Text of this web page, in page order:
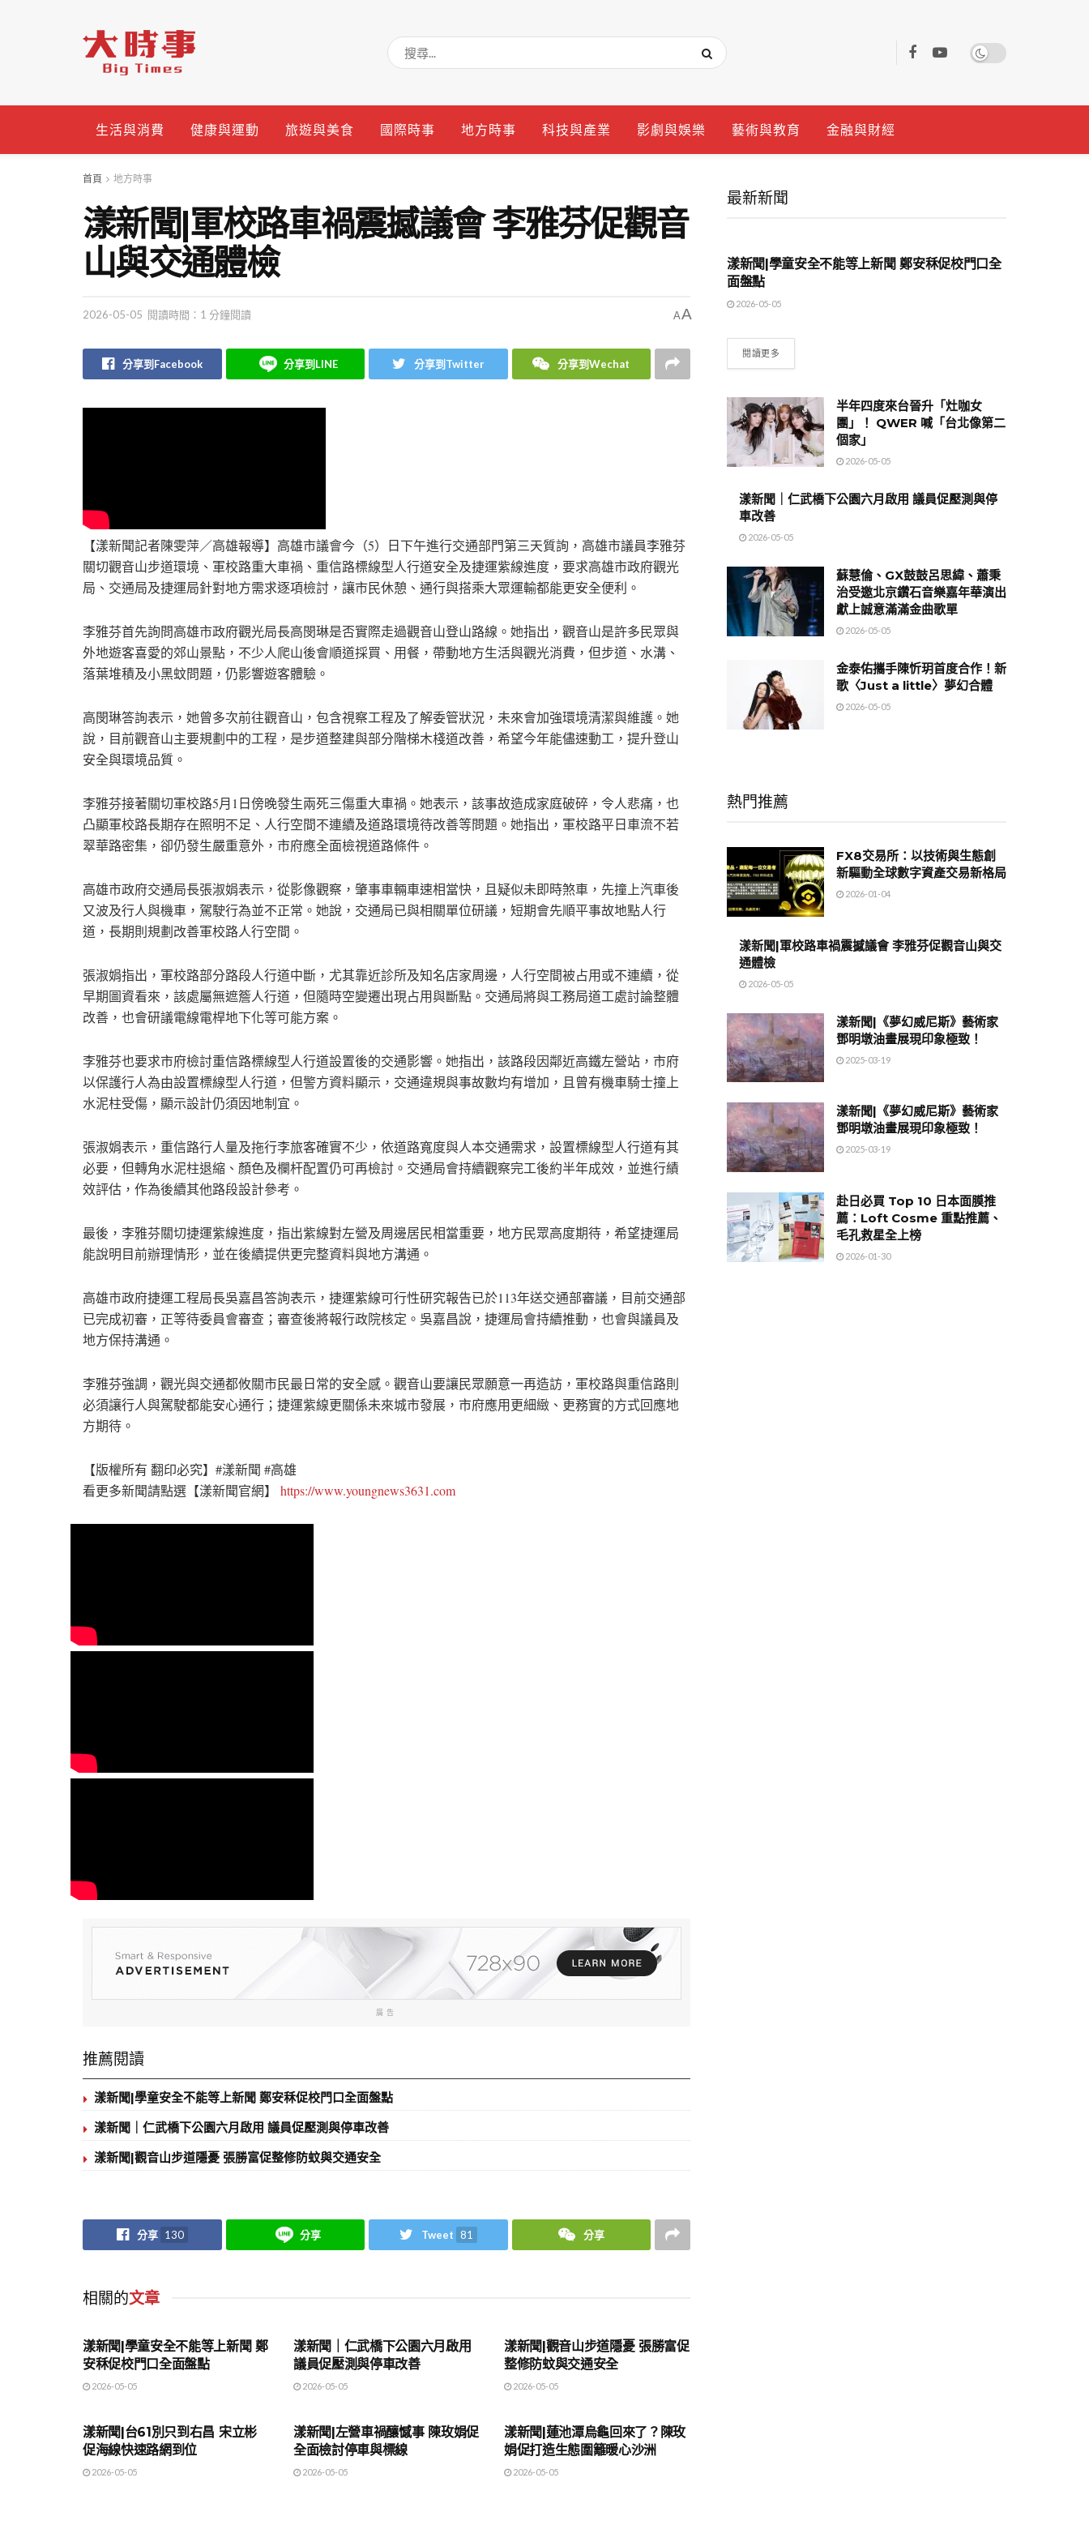
生活與消費 健康與運動 旅遊與美食 國際時事 地方時事 科技與產業 影劇與娛樂 藝術與教育 金融與財經
首頁 地方時事
漾新聞|軍校路車禍震撼議會 李雅芬促觀音
山與交通體檢
2026-05-05 閱讀時間：1 分鐘閱讀 AA
分享到Facebook 分享到LINE 分享到Twitter 分享到Wechat
【漾新聞記者陳雯萍／高雄報導】高雄市議會今（5）日下午進行交通部門第三天質詢，高雄市議員李雅芬
關切觀音山步道環境、軍校路重大車禍、重信路標線型人行道安全及捷運紫線進度，要求高雄市政府觀光
局、交通局及捷運局針對地方需求逐項檢討，讓市民休憩、通行與搭乘大眾運輸都能更安全便利。
李雅芬首先詢問高雄市政府觀光局長高閔琳是否實際走過觀音山登山路線。她指出，觀音山是許多民眾與
外地遊客喜愛的郊山景點，不少人爬山後會順道採買、用餐，帶動地方生活與觀光消費，但步道、水溝、
落葉堆積及小黑蚊問題，仍影響遊客體驗。
高閔琳答詢表示，她曾多次前往觀音山，包含視察工程及了解委管狀況，未來會加強環境清潔與維護。她
說，目前觀音山主要規劃中的工程，是步道整建與部分階梯木棧道改善，希望今年能儘速動工，提升登山
安全與環境品質。
李雅芬接著關切軍校路5月1日傍晚發生兩死三傷重大車禍。她表示，該事故造成家庭破碎，令人悲痛，也
凸顯軍校路長期存在照明不足、人行空間不連續及道路環境待改善等問題。她指出，軍校路平日車流不若
翠華路密集，卻仍發生嚴重意外，市府應全面檢視道路條件。
高雄市政府交通局長張淑娟表示，從影像觀察，肇事車輛車速相當快，且疑似未即時煞車，先撞上汽車後
又波及行人與機車，駕駛行為並不正常。她說，交通局已與相關單位研議，短期會先順平事故地點人行
道，長期則規劃改善軍校路人行空間。
張淑娟指出，軍校路部分路段人行道中斷，尤其靠近診所及知名店家周邊，人行空間被占用或不連續，從
早期圖資看來，該處屬無遮簷人行道，但隨時空變遷出現占用與斷點。交通局將與工務局道工處討論整體
改善，也會研議電線電桿地下化等可能方案。
李雅芬也要求市府檢討重信路標線型人行道設置後的交通影響。她指出，該路段因鄰近高鐵左營站，市府
以保護行人為由設置標線型人行道，但警方資料顯示，交通違規與事故數均有增加，且曾有機車騎士撞上
水泥柱受傷，顯示設計仍須因地制宜。
張淑娟表示，重信路行人量及拖行李旅客確實不少，依道路寬度與人本交通需求，設置標線型人行道有其
必要，但轉角水泥柱退縮、顏色及欄杆配置仍可再檢討。交通局會持續觀察完工後約半年成效，並進行績
效評估，作為後續其他路段設計參考。
最後，李雅芬關切捷運紫線進度，指出紫線對左營及周邊居民相當重要，地方民眾高度期待，希望捷運局
能說明目前辦理情形，並在後續提供更完整資料與地方溝通。
高雄市政府捷運工程局長吳嘉昌答詢表示，捷運紫線可行性研究報告已於113年送交通部審議，目前交通部
已完成初審，正等待委員會審查；審查後將報行政院核定。吳嘉昌說，捷運局會持續推動，也會與議員及
地方保持溝通。
李雅芬強調，觀光與交通都攸關市民最日常的安全感。觀音山要讓民眾願意一再造訪，軍校路與重信路則
必須讓行人與駕駛都能安心通行；捷運紫線更關係未來城市發展，市府應用更細緻、更務實的方式回應地
方期待。
【版權所有 翻印必究】#漾新聞 #高雄
看更多新聞請點選【漾新聞官網】 https://www.youngnews3631.com
廣告
推薦閱讀
漾新聞|學童安全不能等上新聞 鄭安秝促校門口全面盤點
漾新聞｜仁武橋下公園六月啟用 議員促壓測與停車改善
漾新聞|觀音山步道隱憂 張勝富促整修防蚊與交通安全
分享 130 分享 Tweet 81 分享
相關的文章
漾新聞|學童安全不能等上新聞 鄭
安秝促校門口全面盤點
2026-05-05
漾新聞｜仁武橋下公園六月啟用
議員促壓測與停車改善
2026-05-05
漾新聞|觀音山步道隱憂 張勝富促
整修防蚊與交通安全
2026-05-05
漾新聞|台61別只到右昌 宋立彬
促海線快速路網到位
2026-05-05
漾新聞|左營車禍釀憾事 陳玫娟促
全面檢討停車與標線
2026-05-05
漾新聞|蓮池潭烏龜回來了？陳玫
娟促打造生態圍籬暖心沙洲
2026-05-05
最新新聞
地方時事
漾新聞|學童安全不能等上新聞 鄭安秝促校門口全
面盤點
2026-05-05
閱讀更多
半年四度來台晉升「灶咖女
團」！ QWER 喊「台北像第二
個家」
2026-05-05
漾新聞｜仁武橋下公園六月啟用 議員促壓測與停
車改善
2026-05-05
蘇慧倫、GX鼓鼓呂思緯、蕭秉
治受邀北京鑽石音樂嘉年華演出
獻上誠意滿滿金曲歌單
2026-05-05
金泰佑攜手陳忻玥首度合作！新
歌〈Just a little〉夢幻合體
2026-05-05
熱門推薦
FX8交易所：以技術與生態創
新驅動全球數字資產交易新格局
2026-01-04
漾新聞|軍校路車禍震撼議會 李雅芬促觀音山與交
通體檢
2026-05-05
漾新聞|《夢幻威尼斯》藝術家
鄧明墩油畫展現印象極致！
2025-03-19
漾新聞|《夢幻威尼斯》藝術家
鄧明墩油畫展現印象極致！
2025-03-19
赴日必買 Top 10 日本面膜推
薦：Loft Cosme 重點推薦、
毛孔救星全上榜
2026-01-30